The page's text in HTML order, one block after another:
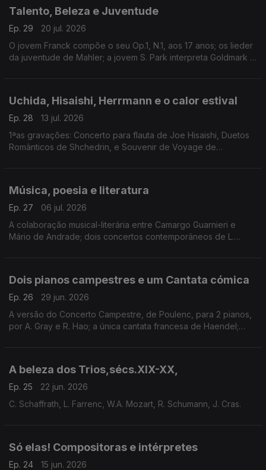
Talento, Beleza e Juventude
Ep. 29
20 jul. 2026
O jovem Franck compõe o seu Op.1, N.1, aos 17 anos; os lieder
da juventude de Mahler; a jovem S. Park interpreta Goldmark e
Uchida, Hisaishi, Herrmann e o calor estival
Ep. 28
13 jul. 2026
1ªas gravações: Concerto para flauta de Joe Hisaishi, Duetos
Românticos de Shchedrin, e Souvenir de Voyage de
Música, poesia e literatura
Ep. 27
06 jul. 2026
A colaboração musical-literária entre Camargo Guarnieri e
Mário de Andrade; dois concertos contemporâneos de L.
Dois pianos campestres e um Cantata cómica
Ep. 26
29 jun. 2026
A versão do Concerto Campestre, de Poulenc, para 2 pianos,
por A. Gray e R. Hao; a única cantata francesa de Haendel;
A beleza dos Trios,sécs.XIX-XX,
Ep. 25
22 jun. 2026
C. Schaffrath, L. Farrenc, W.A. Mozart, R. Schumann, J. Cras.
Só elas! Compositoras e intérpretes
Ep. 24
15 jun. 2026